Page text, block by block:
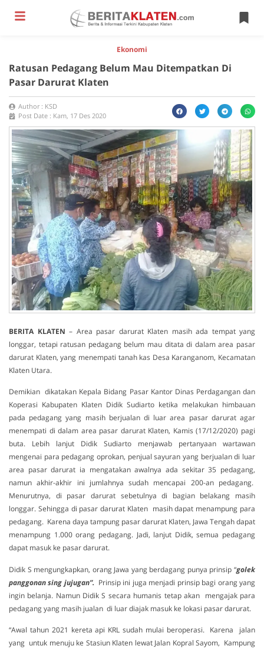
Ekonomi
Ratusan Pedagang Belum Mau Ditempatkan Di
Pasar Darurat Klaten
Author : KSD
Post Date : Kam, 17 Des 2020
BERITA KLATEN – Area pasar darurat Klaten masih ada tempat yang
longgar, tetapi ratusan pedagang belum mau ditata di dalam area pasar
darurat Klaten, yang menempati tanah kas Desa Karanganom, Kecamatan
Klaten Utara.
Demikian dikatakan Kepala Bidang Pasar Kantor Dinas Perdagangan dan
Koperasi Kabupaten Klaten Didik Sudiarto ketika melakukan himbauan
pada pedagang yang masih berjualan di luar area pasar darurat agar
menempati di dalam area pasar darurat Klaten, Kamis (17/12/2020) pagi
buta. Lebih lanjut Didik Sudiarto menjawab pertanyaan wartawan
mengenai para pedagang oprokan, penjual sayuran yang berjualan di luar
area pasar darurat ia mengatakan awalnya ada sekitar 35 pedagang,
namun akhir-akhir ini jumlahnya sudah mencapai 200-an pedagang.
Menurutnya, di pasar darurat sebetulnya di bagian belakang masih
longgar. Sehingga di pasar darurat Klaten masih dapat menampung para
pedagang. Karena daya tampung pasar darurat Klaten, Jawa Tengah dapat
menampung 1.000 orang pedagang. Jadi, lanjut Didik, semua pedagang
dapat masuk ke pasar darurat.
Didik S mengungkapkan, orang Jawa yang berdagang punya prinsip “golek
panggonan sing jujugan”. Prinsip ini juga menjadi prinsip bagi orang yang
ingin belanja. Namun Didik S secara humanis tetap akan mengajak para
pedagang yang masih jualan di luar diajak masuk ke lokasi pasar darurat.
“Awal tahun 2021 kereta api KRL sudah mulai beroperasi. Karena jalan
yang untuk menuju ke Stasiun Klaten lewat Jalan Kopral Sayom, Kampung